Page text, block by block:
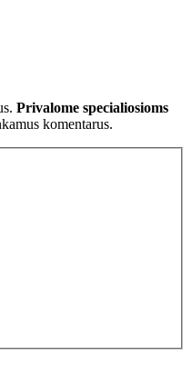
Privalome specialiosioms
komentarus.